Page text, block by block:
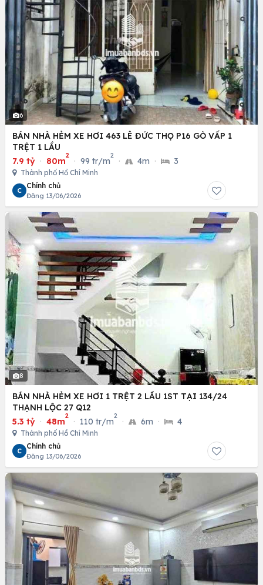
6
BÁN NHÀ HẺM XE HƠI 463 LÊ ĐỨC THỌ P16 GÒ VẤP 1
TRỆT 1 LẦU
7.9 tỷ · 80m
2
· 99 tr/m
2
· 4m · 3
Thành phố Hồ Chí Minh
C
Chính chủ
Đăng 13/06/2026
8
BÁN NHÀ HẺM XE HƠI 1 TRỆT 2 LẦU 1ST TẠI 134/24
THẠNH LỘC 27 Q12
5.3 tỷ · 48m
2
· 110 tr/m
2
· 6m · 4
Thành phố Hồ Chí Minh
C
Chính chủ
Đăng 13/06/2026